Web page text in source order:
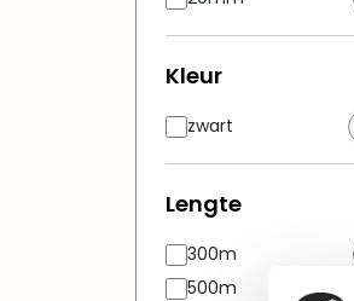
Kleur
zwart
Lengte
300m
500m